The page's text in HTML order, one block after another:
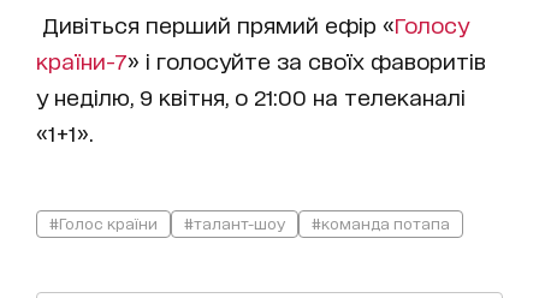
Дивіться перший прямий ефір «Голосу
країни-7» і голосуйте за своїх фаворитів
у неділю, 9 квітня, о 21:00 на телеканалі
«1+1».
#Голос країни #талант-шоу #команда потапа